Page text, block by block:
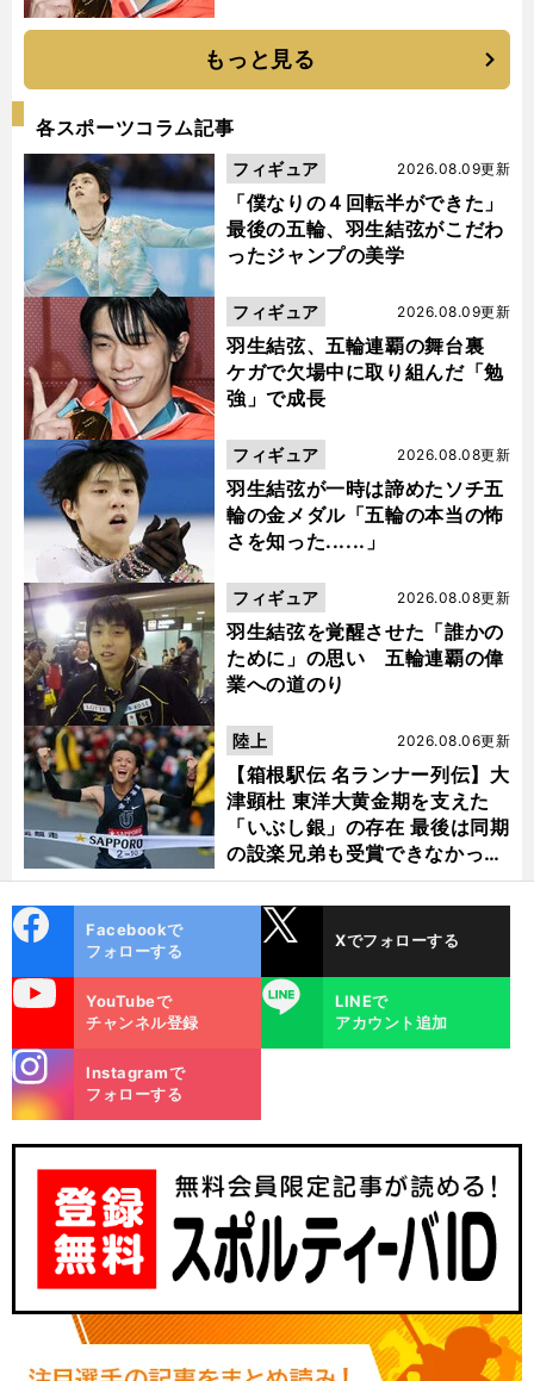
もっと見る
各スポーツコラム記事
「僕なりの４回転半ができた」
最後の五輪、羽生結弦がこだわ
ったジャンプの美学
2026.08.09更新
フィギュア
羽生結弦、五輪連覇の舞台裏
ケガで欠場中に取り組んだ「勉
強」で成長
2026.08.09更新
フィギュア
羽生結弦が一時は諦めたソチ五
輪の金メダル「五輪の本当の怖
さを知った......」
2026.08.08更新
フィギュア
羽生結弦を覚醒させた「誰かの
ために」の思い 五輪連覇の偉
業への道のり
2026.08.08更新
フィギュア
【箱根駅伝 名ランナー列伝】大
津顕杜 東洋大黄金期を支えた
「いぶし銀」の存在 最後は同期
の設楽兄弟も受賞できなかった
金栗杯に輝く
2026.08.06更新
陸上
ok
Facebookで
フォローする
Xでフォローする
YouTubeで
チャンネル登録
LINE
LINEで
アカウント追加
m
Instagramで
フォローする